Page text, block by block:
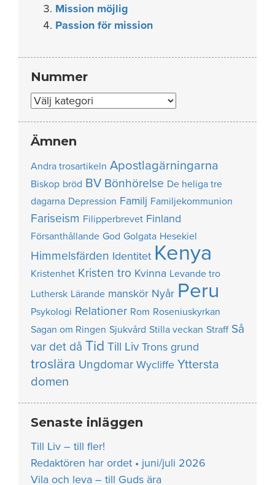
Mission möjlig
Passion för mission
Nummer
Nummer
Ämnen
Andra trosartikeln Apostlagärningarna
Biskop bröd BV Bönhörelse De heliga tre
dagarna Depression Familj Familjekommunion
Fariseism Filipperbrevet Finland
Försanthållande God Golgata Hesekiel
Himmelsfärden Identitet Kenya
Kristenhet Kristen tro Kvinna Levande tro
Luthersk Lärande manskör Nyår Peru
Psykologi Relationer Rom Roseniuskyrkan
Sagan om Ringen Sjukvård Stilla veckan Straff Så
var det då Tid Till Liv Trons grund
troslära Ungdomar Wycliffe Yttersta
domen
Senaste inläggen
Till Liv – till fler!
Redaktören har ordet • juni/juli 2026
Vila och leva – till Guds ära